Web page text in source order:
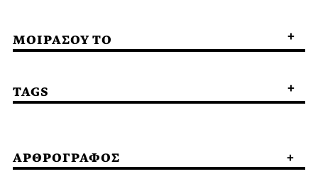
ΜΟΙΡΑΣΟΥ ΤΟ
TAGS
ΑΡΘΡΟΓΡΑΦΟΣ